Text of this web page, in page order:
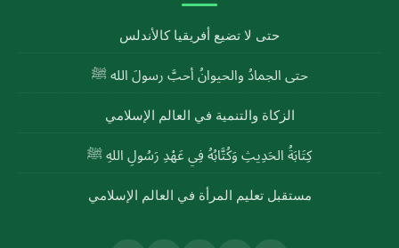
حتى لا تضيع أفريقيا كالأندلس
حتى الجمادُ والحيوانُ أحبَّ رسولَ الله ﷺ
الزكاة والتنمية في العالم الإسلامي
كِتَابَةُ الحَدِيثِ وَكُتَّابُهُ فِي عَهْدِ رَسُولِ اللهِ ﷺ
مستقبل تعليم المرأة في العالم الإسلامي